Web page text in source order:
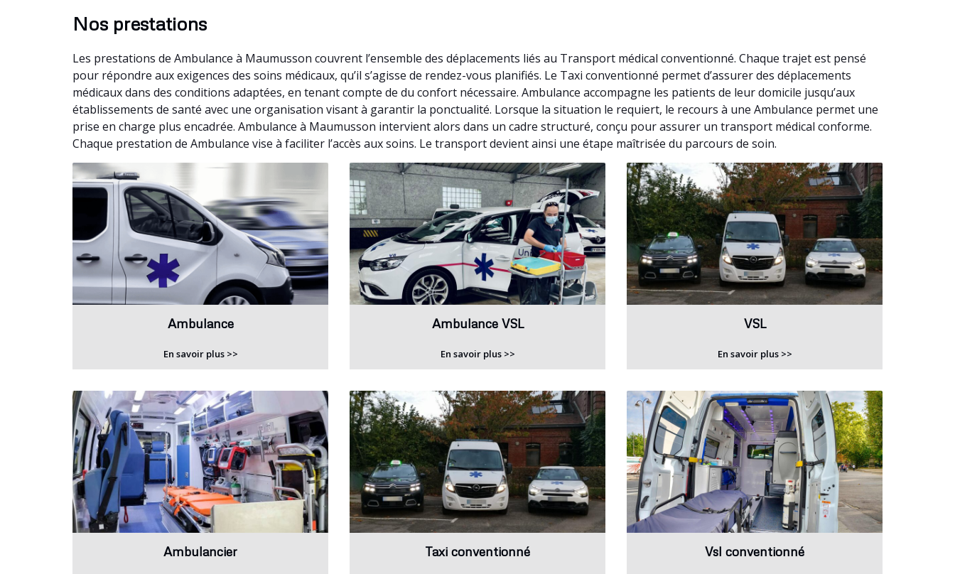
Nos prestations
Les prestations de Ambulance à Maumusson couvrent l’ensemble des déplacements liés au Transport médical conventionné. Chaque trajet est pensé
pour répondre aux exigences des soins médicaux, qu’il s’agisse de rendez-vous planifiés. Le Taxi conventionné permet d’assurer des déplacements
médicaux dans des conditions adaptées, en tenant compte de du confort nécessaire. Ambulance accompagne les patients de leur domicile jusqu’aux
établissements de santé avec une organisation visant à garantir la ponctualité. Lorsque la situation le requiert, le recours à une Ambulance permet une
prise en charge plus encadrée. Ambulance à Maumusson intervient alors dans un cadre structuré, conçu pour assurer un transport médical conforme.
Chaque prestation de Ambulance vise à faciliter l’accès aux soins. Le transport devient ainsi une étape maîtrisée du parcours de soin.
Ambulance
En savoir plus >>
Ambulance VSL
En savoir plus >>
VSL
En savoir plus >>
Ambulancier Taxi conventionné Vsl conventionné